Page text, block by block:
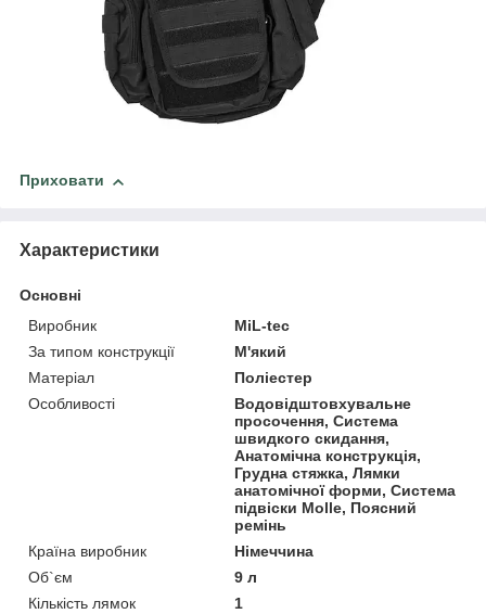
Приховати
Характеристики
Основні
Виробник
MiL-tec
За типом конструкції
М'який
Матеріал
Поліестер
Особливості
Водовідштовхувальне
просочення, Система
швидкого скидання,
Анатомічна конструкція,
Грудна стяжка, Лямки
анатомічної форми, Система
підвіски Molle, Поясний
ремінь
Країна виробник
Німеччина
Об`єм
9 л
Кількість лямок
1